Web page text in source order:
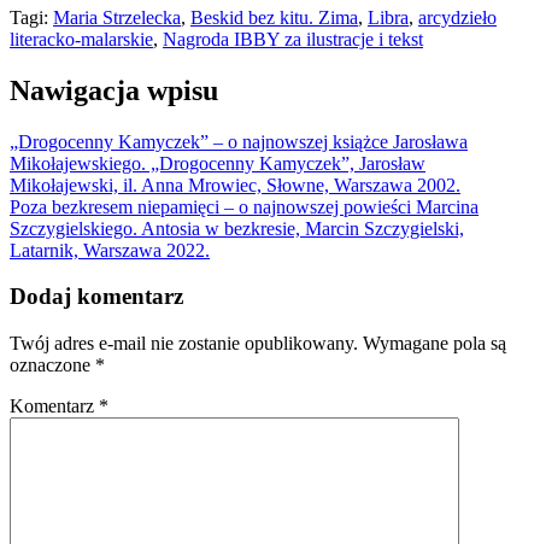
Tagi: Maria Strzelecka, Beskid bez kitu. Zima, Libra, arcydzieło
literacko-malarskie, Nagroda IBBY za ilustracje i tekst
Nawigacja wpisu
„Drogocenny Kamyczek” – o najnowszej książce Jarosława
Mikołajewskiego. „Drogocenny Kamyczek”, Jarosław
Mikołajewski, il. Anna Mrowiec, Słowne, Warszawa 2002.
Poza bezkresem niepamięci – o najnowszej powieści Marcina
Szczygielskiego. Antosia w bezkresie, Marcin Szczygielski,
Latarnik, Warszawa 2022.
Dodaj komentarz
Twój adres e-mail nie zostanie opublikowany. Wymagane pola są
oznaczone *
Komentarz *